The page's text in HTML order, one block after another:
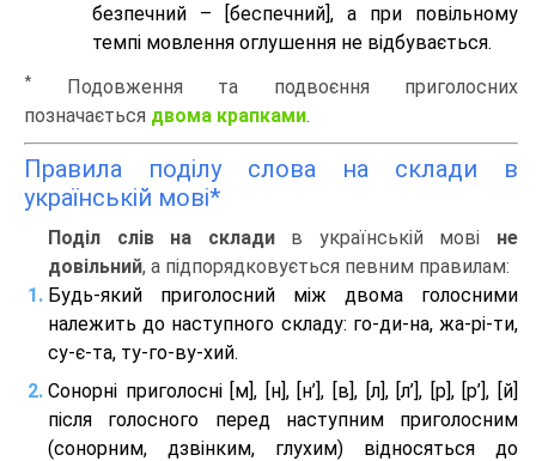
безпечний – [беспечний], а при повільному
темпі мовлення оглушення не відбувається.
*
Подовження та подвоєння приголосних
позначається двома крапками.
Правила поділу слова на склади в
українській мові*
Поділ слів на складив українській мові не
довільний, а підпорядковується певним правилам:
Будь-який приголосний між двома голосними
належить до наступного складу: го-ди-на, жа-рі-ти,
су-є-та, ту-го-ву-хий.
Сонорні приголосні [м], [н], [н’], [в], [л], [л’], [р], [р’], [й]
після голосного перед наступним приголосним
(сонорним, дзвінким, глухим) відносяться до